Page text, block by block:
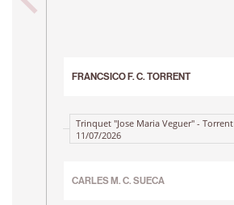
FRANCSICO F. C. TORRENT
CARLES M. C. SUECA
Trinquet "Jose Maria Veguer" - Torrent
11/07/2026